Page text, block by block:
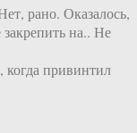
рано. Оказалось,
на.. Не
когда привинтил